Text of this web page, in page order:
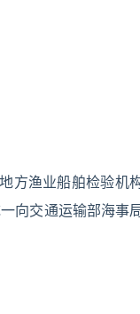
方渔业船舶检验机
向交通运输部海事